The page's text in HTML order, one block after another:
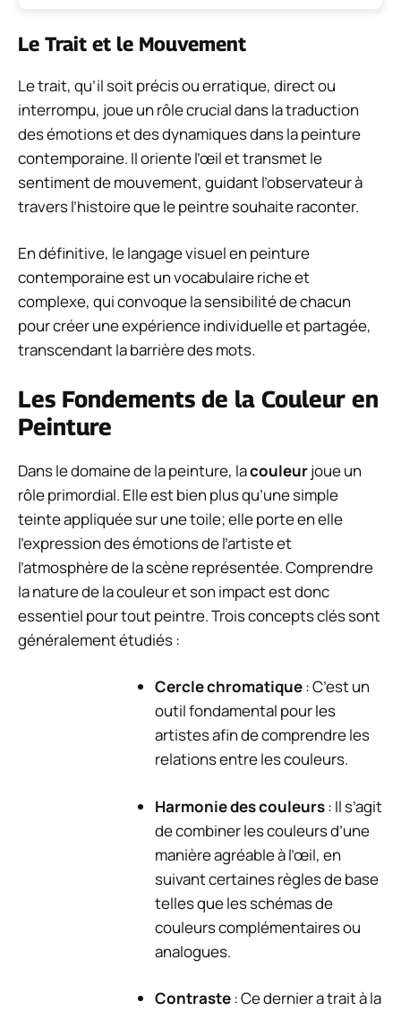
Le Trait et le Mouvement
Le trait, qu’il soit précis ou erratique, direct ou
interrompu, joue un rôle crucial dans la traduction
des émotions et des dynamiques dans la peinture
contemporaine. Il oriente l’œil et transmet le
sentiment de mouvement, guidant l’observateur à
travers l’histoire que le peintre souhaite raconter.
En définitive, le langage visuel en peinture
contemporaine est un vocabulaire riche et
complexe, qui convoque la sensibilité de chacun
pour créer une expérience individuelle et partagée,
transcendant la barrière des mots.
Les Fondements de la Couleur en
Peinture
Dans le domaine de la peinture, lacouleurjoue un
rôle primordial. Elle est bien plus qu’une simple
teinte appliquée sur une toile; elle porte en elle
l’expression des émotions de l’artiste et
l’atmosphère de la scène représentée. Comprendre
la nature de la couleur et son impact est donc
essentiel pour tout peintre. Trois concepts clés sont
généralement étudiés :
Cercle chromatique: C’est un
outil fondamental pour les
artistes afin de comprendre les
relations entre les couleurs.
Harmonie des couleurs: Il s’agit
de combiner les couleurs d’une
manière agréable à l’œil, en
suivant certaines règles de base
telles que les schémas de
couleurs complémentaires ou
analogues.
Contraste: Ce dernier a trait à la